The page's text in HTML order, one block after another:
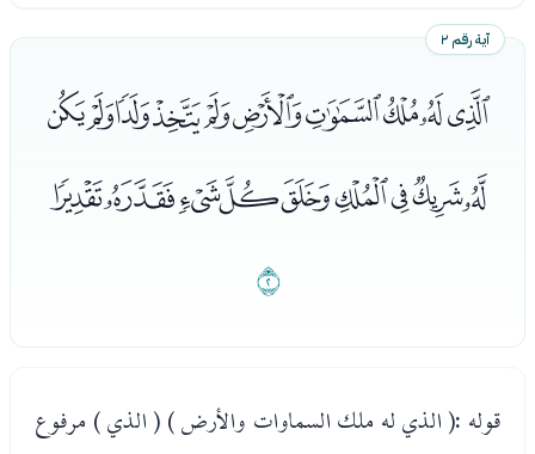
آية رقم ٢
ﯞﯟﯠﯡﯢﯣﯤﯥﯦﯧ
ﯨﯩﯪﯫﯬﯭﯮﯯﯰ
ﯱ
قوله :( الذي له ملك السماوات والأرض ) ( الذي ) مرفوع